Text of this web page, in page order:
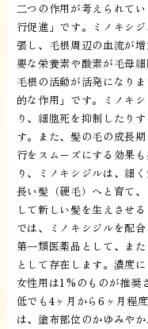
二つの作用が考えられて
行促進」です。ミノキシ
張し、毛根周辺の血流が
要な栄養素や酸素が毛母
毛根の活動が活発になり
的な作用」です。ミノキ
り、細胞死を抑制したり
す。また、髪の毛の成長
行をスムーズにする効果
り、ミノキシジルは、細
長い髪（硬毛）へと育て
して新しい髪を生えさせ
では、ミノキシジルを配
第一類医薬品として、ま
として存在します。濃度
女性用は1%のものが推奨
低でも4ヶ月から6ヶ月程
は、塗布部位のかゆみや